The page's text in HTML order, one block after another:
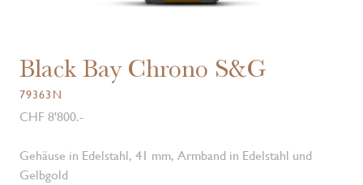
Black Bay Chrono S&G
79363N
CHF 8'800.-
Gehäuse in Edelstahl, 41 mm, Armband in Edelstahl und
Gelbgold